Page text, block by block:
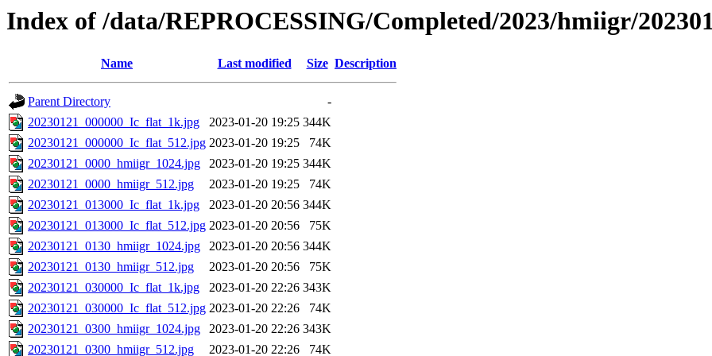
Index of /data/REPROCESSING/Completed/2023/hmiigr/
Name Last modified Size Description
Parent Directory
-
20230121_000000_Ic_flat_1k.jpg
2023-01-20 19:25 344K
20230121_000000_Ic_flat_512.jpg 2023-01-20 19:25
74K
20230121_0000_hmiigr_1024.jpg
2023-01-20 19:25 344K
20230121_0000_hmiigr_512.jpg
2023-01-20 19:25
74K
20230121_013000_Ic_flat_1k.jpg
2023-01-20 20:56 344K
20230121_013000_Ic_flat_512.jpg 2023-01-20 20:56
75K
20230121_0130_hmiigr_1024.jpg
2023-01-20 20:56 344K
20230121_0130_hmiigr_512.jpg
2023-01-20 20:56
75K
20230121_030000_Ic_flat_1k.jpg
2023-01-20 22:26 343K
20230121_030000_Ic_flat_512.jpg 2023-01-20 22:26
74K
20230121_0300_hmiigr_1024.jpg
2023-01-20 22:26 343K
20230121_0300_hmiigr_512.jpg
2023-01-20 22:26 74K